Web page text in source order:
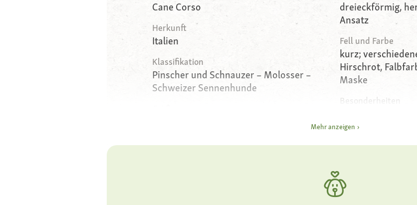
Cane Corso
Herkunft
Italien
Klassifikation
Pinscher und Schnauzer – Molosser –
Schweizer Sennenhunde
groß, Widerristhöhe 60 bis 68 Zentimeter
Gewicht
dreieckförmig,
Ansatz
Fell und Farbe
kurz;
Hirschrot,
Maske
Besonderheiten
Charakter
anhänglich,
Gesundheit
anfällig für
Mehr anzeigen